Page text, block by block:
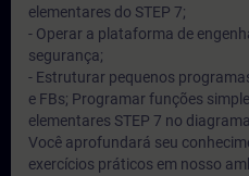
elementares do STEP 7;
- Operar a plataforma de
segurança;
- Estruturar pequenos
e FBs; Programar funções
elementares STEP 7 no
Você aprofundará seu
exercícios práticos em nosso